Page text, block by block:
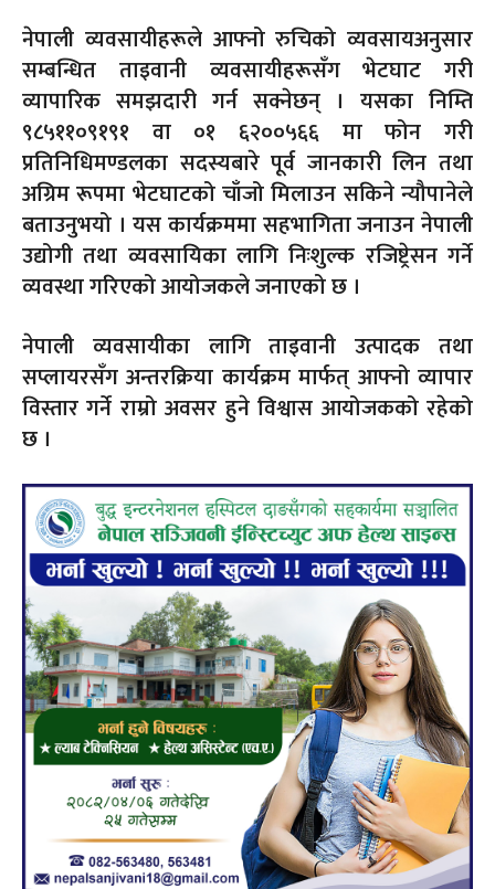
नेपाली व्यवसायीहरूले आफ्नो रुचिको व्यवसायअनुसार
सम्बन्धित ताइवानी व्यवसायीहरूसँग भेटघाट गरी
व्यापारिक समझदारी गर्न सक्नेछन् । यसका निम्ति
९८५११०९१९१ वा ०१ ६२००५६६ मा फोन गरी
प्रतिनिधिमण्डलका सदस्यबारे पूर्व जानकारी लिन तथा
अग्रिम रूपमा भेटघाटको चाँजो मिलाउन सकिने न्यौपानेले
बताउनुभयो । यस कार्यक्रममा सहभागिता जनाउन नेपाली
उद्योगी तथा व्यवसायिका लागि निःशुल्क रजिष्ट्रेसन गर्ने
व्यवस्था गरिएको आयोजकले जनाएको छ ।
नेपाली व्यवसायीका लागि ताइवानी उत्पादक तथा
सप्लायरसँग अन्तरक्रिया कार्यक्रम मार्फत् आफ्नो व्यापार
विस्तार गर्ने राम्रो अवसर हुने विश्वास आयोजकको रहेको
छ ।